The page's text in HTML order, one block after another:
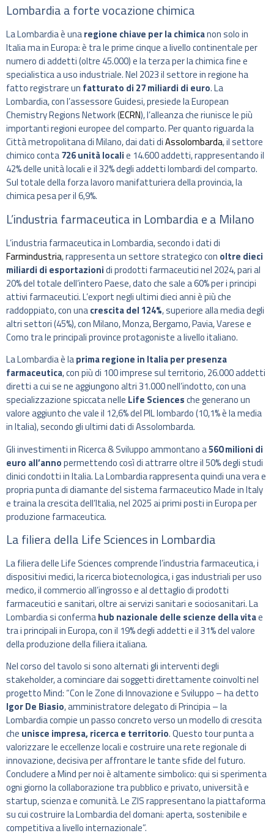
Lombardia a forte vocazione chimica
La Lombardia è unaregione chiave per la chimicanon solo in
Italia ma in Europa: è tra le prime cinque a livello continentale per
numero di addetti (oltre 45.000) e la terza per la chimica fine e
specialistica a uso industriale. Nel 2023 il settore in regione ha
fatto registrare un fatturato di 27 miliardi di euro. La
Lombardia, con l’assessore Guidesi, presiede la European
Chemistry Regions Network (ECRN), l’alleanza che riunisce le più
importanti regioni europee del comparto. Per quanto riguarda la
Città metropolitana di Milano, dai dati diAssolombarda, il settore
chimico conta726 unità localie 14.600 addetti, rappresentando il
42% delle unità locali e il 32% degli addetti lombardi del comparto.
Sul totale della forza lavoro manifatturiera della provincia, la
chimica pesa per il 6,9%.
L’industria farmaceutica in Lombardia e a Milano
L’industria farmaceutica in Lombardia, secondo i dati di
Farmindustria, rappresenta un settore strategico con oltre dieci
miliardi di esportazionidi prodotti farmaceutici nel 2024, pari al
20% del totale dell’intero Paese, dato che sale a 60% per i principi
attivi farmaceutici. L’export negli ultimi dieci anni è più che
raddoppiato, con unacrescita del 124%, superiore alla media degli
altri settori (45%), con Milano, Monza, Bergamo, Pavia, Varese e
Como tra le principali province protagoniste a livello italiano.
La Lombardia è laprima regione in Italia per presenza
farmaceutica, con più di 100 imprese sul territorio, 26.000 addetti
diretti a cui se ne aggiungono altri 31.000 nell’indotto, con una
specializzazione spiccata nelle Life Sciencesche generano un
valore aggiunto che vale il 12,6% del PIL lombardo (10,1% è la media
in Italia), secondo gli ultimi dati di Assolombarda.
Gli investimenti in Ricerca & Sviluppo ammontano a560 milioni di
euro all’annopermettendo così di attrarre oltre il 50% degli studi
clinici condotti in Italia. La Lombardia rappresenta quindi una vera e
propria punta di diamante del sistema farmaceutico Made in Italy
e traina la crescita dell’Italia, nel 2025 ai primi posti in Europa per
produzione farmaceutica.
La filiera della Life Sciences in Lombardia
La filiera delle Life Sciences comprende l’industria farmaceutica, i
dispositivi medici, la ricerca biotecnologica, i gas industriali per uso
medico, il commercio all’ingrosso e al dettaglio di prodotti
farmaceutici e sanitari, oltre ai servizi sanitari e sociosanitari. La
Lombardia si confermahub nazionale delle scienze della vitae
tra i principali in Europa, con il 19% degli addetti e il 31% del valore
della produzione della filiera italiana.
Nel corso del tavolo si sono alternati gli interventi degli
stakeholder, a cominciare dai soggetti direttamente coinvolti nel
progetto Mind: “Con le Zone di Innovazione e Sviluppo – ha detto
Igor De Biasio, amministratore delegato di Principia – la
Lombardia compie un passo concreto verso un modello di crescita
che unisce impresa, ricerca e territorio. Questo tour punta a
valorizzare le eccellenze locali e costruire una rete regionale di
innovazione, decisiva per affrontare le tante sfide del futuro.
Concludere a Mind per noi è altamente simbolico: qui si sperimenta
ogni giorno la collaborazione tra pubblico e privato, università e
startup, scienza e comunità. Le ZIS rappresentano la piattaforma
su cui costruire la Lombardia del domani: aperta, sostenibile e
competitiva a livello internazionale”.